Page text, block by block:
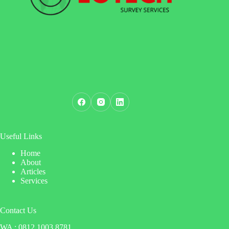
Useful Links
Home
About
Articles
Services
Contact Us
WA : 0812 1003 8781